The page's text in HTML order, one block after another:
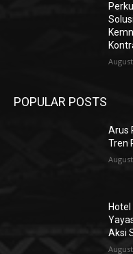
POPULAR POSTS
Arus
Tren
Aksi